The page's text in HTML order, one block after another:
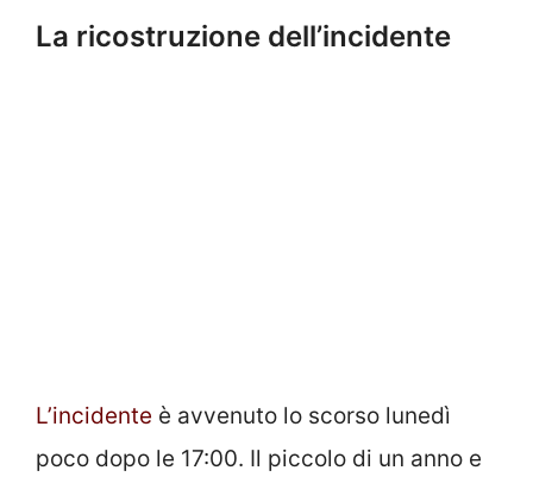
La ricostruzione dell’incidente
L’incidente è avvenuto lo scorso lunedì
poco dopo le 17:00. Il piccolo di un anno e